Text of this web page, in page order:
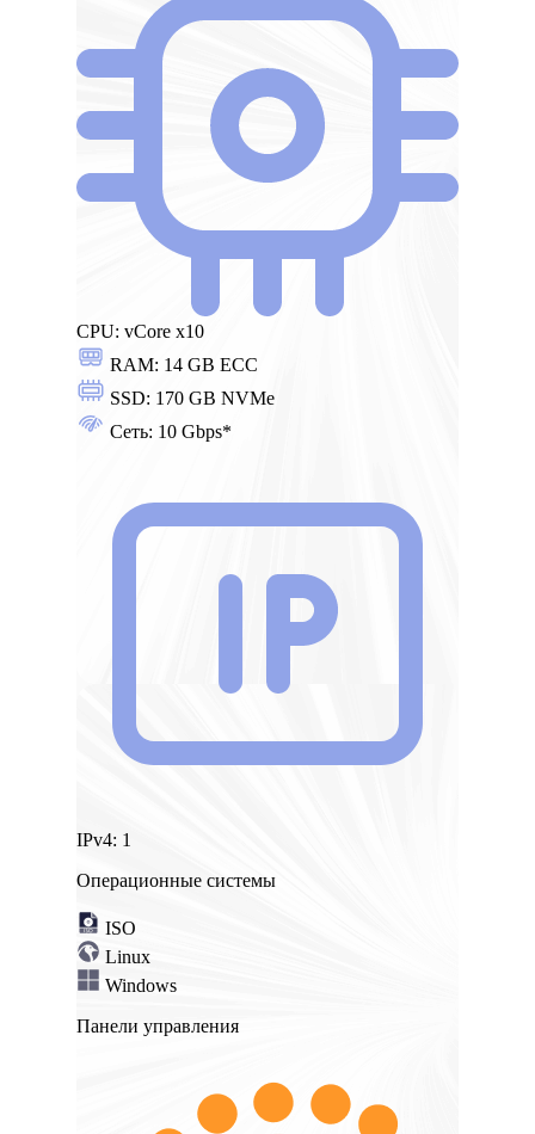
CPU: vCore x10
RAM: 14 GB ECC
SSD: 170 GB NVMe
Сеть: 10 Gbps*
IPv4: 1
Операционные системы
ISO
Linux
Windows
Панели управления